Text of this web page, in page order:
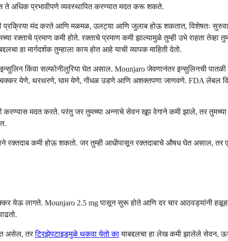
ते अधिक प्रभावीपणे व्यवस्थापित करण्यात मदत करू शकते.
प्रक्रिया मंद करते आणि मळमळ, उलट्या आणि जुलाब होऊ शकतात, विशेषतः
रक्ताचे प्रमाण कमी होते. रक्ताचे प्रमाण कमी झाल्यामुळे तुम्ही उभे राहता तेव्हा
हा मार्गदर्शक तुम्हाला काय होत आहे याची व्यापक माहिती देतो.
किंवा सल्फोनीलुरिया घेत असाल. Mounjaro जेवणानंतर इन्सुलिनची पातळी
येणे, थरथरणे, घाम येणे, गोंधळ उडणे आणि अशक्तपणा जाणवणे. FDA लेबल
मदत करते. परंतु जर तुमच्या अन्नाचे सेवन खूप वेगाने कमी झाले, तर तुमच्या
कमी होऊ शकतो. जर तुम्ही आधीपासून रक्तदाबाचे औषध घेत असाल, तर
येऊ लागते. Mounjaro 2.5 mg पासून सुरू होते आणि दर चार आठवड्यांनी
असेल, तरटिरझेपटाइडमुळे थकवा येतो कायाबद्दलचा हा लेख कमी झालेले सेवन,